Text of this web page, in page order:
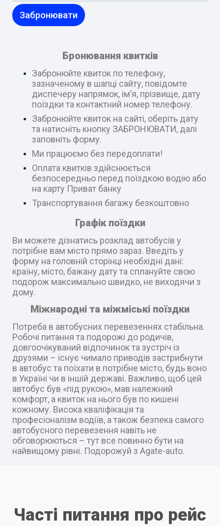
Забронювати
Бронювання квитків
Забронюйте квиток по телефону,
зазначеному в шапці сайту, повідомте
диспечеру напрямок, ім’я, прізвище, дату
поїздки та контактний номер телефону.
Забронюйте квиток на сайті, оберіть дату
та натисніть кнопку ЗАБРОНЮВАТИ, далі
заповніть форму.
Ми працюємо без передоплати!
Оплата квитків здійснюється
безпосередньо перед поїздкою водію або
на карту Приват банку
Транспортування багажу безкоштовно
Графік поїздки
Ви можете дізнатись розклад автобусів у
потрібне вам місто прямо зараз. Введіть у
форму на головній сторінці необхідні дані:
країну, місто, бажану дату та сплануйте свою
подорож максимально швидко, не виходячи з
дому.
Міжнародні та міжміські поїздки
Потреба в автобусних перевезеннях стабільна.
Робочі питання та подорожі до родичів,
довгоочікуваний відпочинок та зустріч із
друзями – існує чимало приводів застрибнути
в автобус та поїхати в потрібне місто, будь воно
в Україні чи в іншій державі. Важливо, щоб цей
автобус був «під рукою», мав належний
комфорт, а квиток на нього був по кишені
кожному. Висока кваліфікація та
професіоналізм водіїв, а також безпека самого
автобусного перевезення навіть не
обговорюються – тут все повинно бути на
найвищому рівні. Подорожуй з Agate-auto.
Часті питання про рейс